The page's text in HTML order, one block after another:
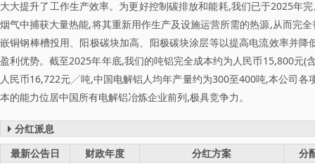
大大提升了工作生产效率。为更好控制碳排放和能耗,我们已于2025年
烟气中捕获大量热能,将其重新用作生产及设施运营所需的热源,从而完
嵌铜钢棒槽投用、阳极碳块加高、阳极碳块涂层等以提高电流效率并
盈利优势。截至2025年年底,我们的吨铝完全成本约为人民币15,800元
人民币16,722元╱吨,中国电解铝人均年产量约为300至400吨,本公司
本的能力位居中国所有电解铝冶炼企业前列,极具竞争力。
分红派息
最新公告日
财政年度 分红方案
分